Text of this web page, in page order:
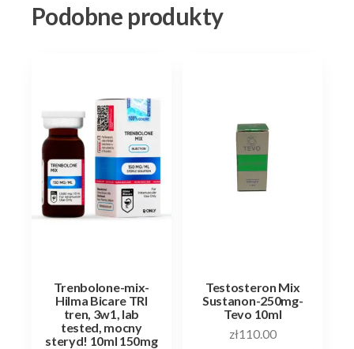
Podobne produkty
Trenbolone-mix-
Hilma Bicare TRI
tren, 3w1, lab
tested, mocny
steryd! 10ml 150mg
Testosteron Mix
Sustanon-250mg-
Tevo 10ml
zł110.00